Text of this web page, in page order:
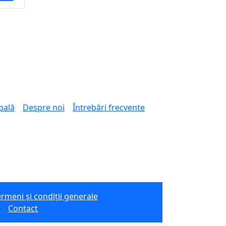
Despre noi Întrebări frecvente
și condiții generale
Contact